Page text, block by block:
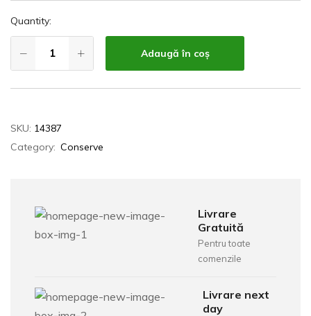
Quantity:
Adaugă în coș
SKU: 14387
Category: Conserve
Livrare
Gratuită
Pentru toate
comenzile
Livrare next
day